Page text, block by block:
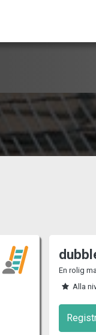
En rolig
Alla